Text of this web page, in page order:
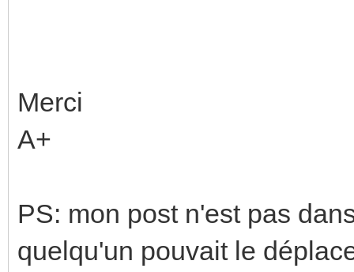
Merci
A+
PS: mon post n'est pas
quelqu'un pouvait le